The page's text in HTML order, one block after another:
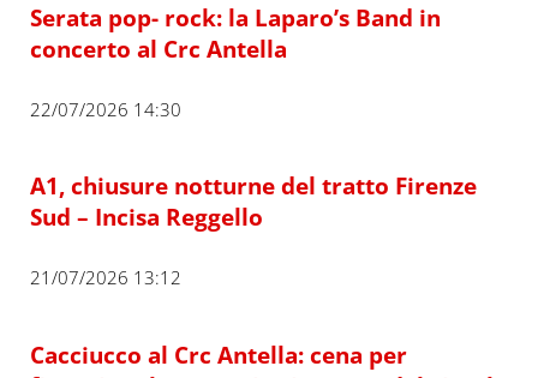
Serata pop- rock: la Laparo’s Band in
concerto al Crc Antella
22/07/2026 14:30
A1, chiusure notturne del tratto Firenze
Sud – Incisa Reggello
21/07/2026 13:12
Cacciucco al Crc Antella: cena per